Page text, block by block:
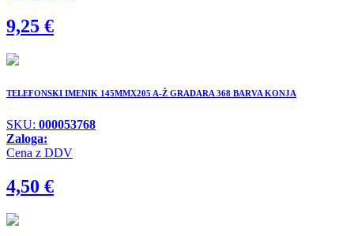
9,25 €
TELEFONSKI IMENIK 145MMX205 A-Ž GRADARA 368 BARVA KONJA
SKU: 000053768
Zaloga:
Cena z DDV
4,50 €